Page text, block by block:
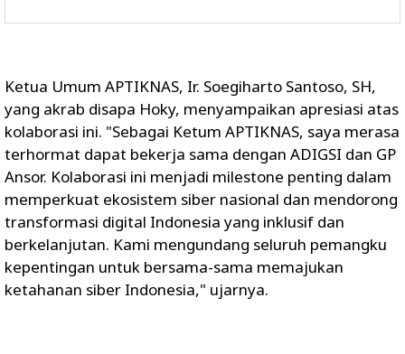
Ketua Umum APTIKNAS, Ir. Soegiharto Santoso, SH,
yang akrab disapa Hoky, menyampaikan apresiasi atas
kolaborasi ini. "Sebagai Ketum APTIKNAS, saya merasa
terhormat dapat bekerja sama dengan ADIGSI dan GP
Ansor. Kolaborasi ini menjadi milestone penting dalam
memperkuat ekosistem siber nasional dan mendorong
transformasi digital Indonesia yang inklusif dan
berkelanjutan. Kami mengundang seluruh pemangku
kepentingan untuk bersama-sama memajukan
ketahanan siber Indonesia," ujarnya.